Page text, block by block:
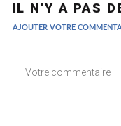
IL N'Y A PAS
AJOUTER VOTRE